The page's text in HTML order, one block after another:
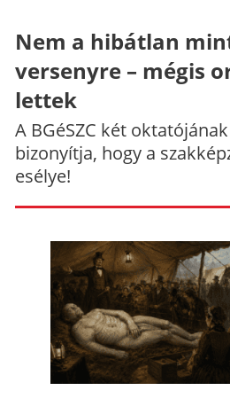
Nem a hibátlan
versenyre – mégis
lettek
A BGéSZC két
bizonyítja, hogy a
esélye!